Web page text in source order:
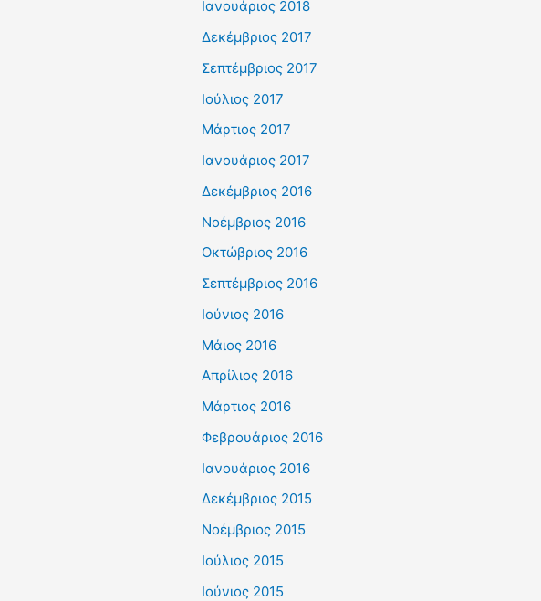
Ιανουάριος 2018
Δεκέμβριος 2017
Σεπτέμβριος 2017
Ιούλιος 2017
Μάρτιος 2017
Ιανουάριος 2017
Δεκέμβριος 2016
Νοέμβριος 2016
Οκτώβριος 2016
Σεπτέμβριος 2016
Ιούνιος 2016
Μάιος 2016
Απρίλιος 2016
Μάρτιος 2016
Φεβρουάριος 2016
Ιανουάριος 2016
Δεκέμβριος 2015
Νοέμβριος 2015
Ιούλιος 2015
Ιούνιος 2015